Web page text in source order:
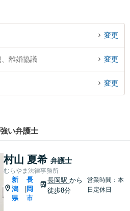
変更
離婚協議 変更
変更
い弁護士
村山 夏希 弁護士
むらやま法律事務所
新
潟
県
長
岡
市
長岡駅から
徒歩8分
営業時間：本
日定休日